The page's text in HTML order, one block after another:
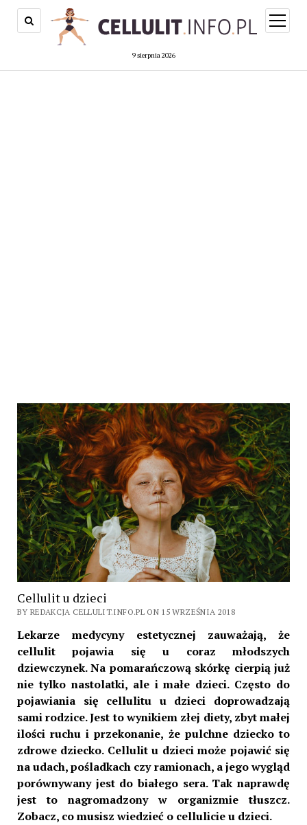
9 sierpnia 2026
open
menu
Cellulit u dzieci
BY REDAKCJA CELLULIT.INFO.PL ON 15 WRZEŚNIA 2018
Lekarze medycyny estetycznej zauważają, że
cellulit pojawia się u coraz młodszych
dziewczynek. Na pomarańczową skórkę cierpią już
nie tylko nastolatki, ale i małe dzieci. Często do
pojawiania się cellulitu u dzieci doprowadzają
sami rodzice. Jest to wynikiem złej diety, zbyt małej
ilości ruchu i przekonanie, że pulchne dziecko to
zdrowe dziecko. Cellulit u dzieci może pojawić się
na udach, pośladkach czy ramionach, a jego wygląd
porównywany jest do białego sera. Tak naprawdę
jest to nagromadzony w organizmie tłuszcz.
Zobacz, co musisz wiedzieć o cellulicie u dzieci.